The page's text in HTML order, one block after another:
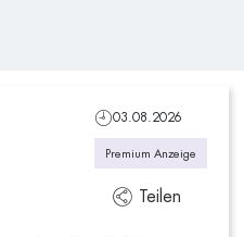
03.08.2026
Premium Anzeige
Teilen